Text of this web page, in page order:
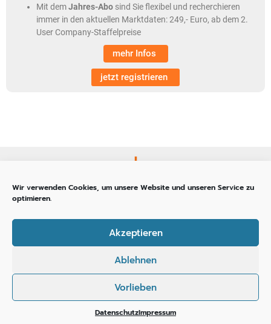
Wir verwenden Cookies, um unsere Website und unseren Service zu
optimieren.
Akzeptieren
Ablehnen
Vorlieben
DatenschutzImpressum
Mit demJahres-Abo sind Sie flexibel und recherchieren
immer in den aktuellen Marktdaten: 249,- Euro, ab dem 2.
User Company-Staffelpreise
mehr Infos
jetzt registrieren
info@planimed-online.de
Newsletter
Impressum
AGB